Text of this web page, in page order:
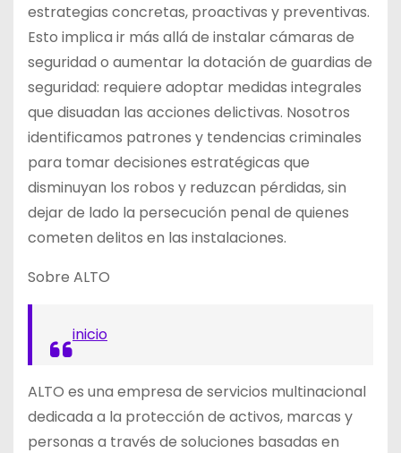
estrategias concretas, proactivas y preventivas.
Esto implica ir más allá de instalar cámaras de
seguridad o aumentar la dotación de guardias de
seguridad: requiere adoptar medidas integrales
que disuadan las acciones delictivas. Nosotros
identificamos patrones y tendencias criminales
para tomar decisiones estratégicas que
disminuyan los robos y reduzcan pérdidas, sin
dejar de lado la persecución penal de quienes
cometen delitos en las instalaciones.
Sobre ALTO
inicio
ALTO es una empresa de servicios multinacional
dedicada a la protección de activos, marcas y
personas a través de soluciones basadas en